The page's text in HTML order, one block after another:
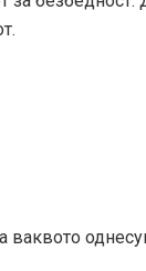
ваквото